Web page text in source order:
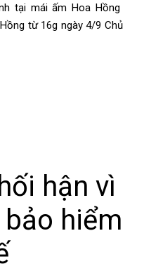
tại mái ấm Hoa Hồng
từ 16g ngày 4/9 Chủ
hận vì
hiểm